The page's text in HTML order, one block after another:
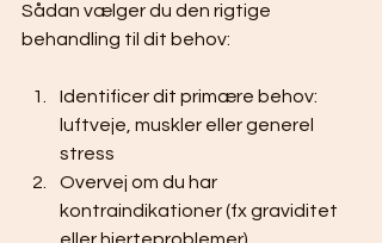
Sådan vælger du den rigtige
behandling til dit behov:
Identificer dit primære behov:
luftveje, muskler eller generel
stress
Overvej om du har
kontraindikationer (fx graviditet